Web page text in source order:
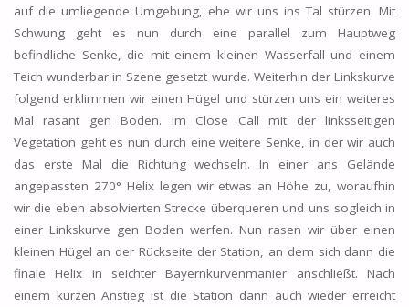
auf die umliegende Umgebung, ehe wir uns ins Tal stürzen. Mit
Schwung geht es nun durch eine parallel zum Hauptweg
befindliche Senke, die mit einem kleinen Wasserfall und einem
Teich wunderbar in Szene gesetzt wurde. Weiterhin der Linkskurve
folgend erklimmen wir einen Hügel und stürzen uns ein weiteres
Mal rasant gen Boden. Im Close Call mit der linksseitigen
Vegetation geht es nun durch eine weitere Senke, in der wir auch
das erste Mal die Richtung wechseln. In einer ans Gelände
angepassten 270° Helix legen wir etwas an Höhe zu, woraufhin
wir die eben absolvierten Strecke überqueren und uns sogleich in
einer Linkskurve gen Boden werfen. Nun rasen wir über einen
kleinen Hügel an der Rückseite der Station, an dem sich dann die
finale Helix in seichter Bayernkurvenmanier anschließt. Nach
einem kurzen Anstieg ist die Station dann auch wieder erreicht